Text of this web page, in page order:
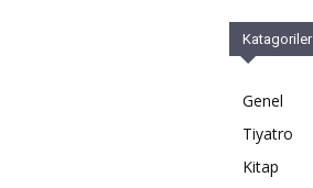
Katagoriler
Genel
Tiyatro
Kitap